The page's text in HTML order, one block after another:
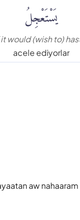
يَسْتَعْجِلُ
would (wish to)
acele ediyorlar
aw